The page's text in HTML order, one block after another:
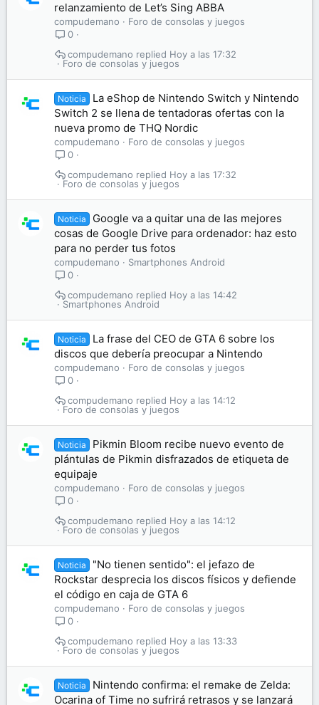
relanzamiento de Let’s Sing ABBA
compudemano
Foro de consolas y juegos
0
Foro de consolas y juegos
Hoy a las 17:32
compudemano
Noticia
La eShop de Nintendo Switch y Nintendo
Switch 2 se llena de tentadoras ofertas con la
nueva promo de THQ Nordic
compudemano
Foro de consolas y juegos
0
Foro de consolas y juegos
Hoy a las 17:32
compudemano
Noticia
Google va a quitar una de las mejores
cosas de Google Drive para ordenador: haz esto
para no perder tus fotos
compudemano
Smartphones Android
0
Smartphones Android
Hoy a las 14:42
compudemano
Noticia
La frase del CEO de GTA 6 sobre los
discos que debería preocupar a Nintendo
compudemano
Foro de consolas y juegos
0
Foro de consolas y juegos
Hoy a las 14:12
compudemano
Noticia
Pikmin Bloom recibe nuevo evento de
plántulas de Pikmin disfrazados de etiqueta de
equipaje
compudemano
Foro de consolas y juegos
0
Foro de consolas y juegos
Hoy a las 14:12
compudemano
Noticia
"No tienen sentido": el jefazo de
Rockstar desprecia los discos físicos y defiende
el código en caja de GTA 6
compudemano
Foro de consolas y juegos
0
Foro de consolas y juegos
Hoy a las 13:33
compudemano
Noticia
Nintendo confirma: el remake de Zelda:
Ocarina of Time no sufrirá retrasos y se lanzará